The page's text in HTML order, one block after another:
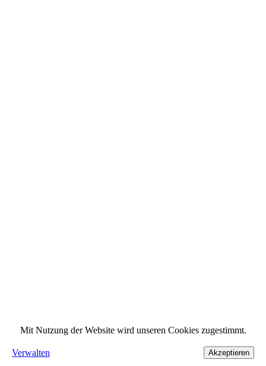
Mit Nutzung der Website wird unseren Cookies zugestimmt.
Verwalten Akzeptieren